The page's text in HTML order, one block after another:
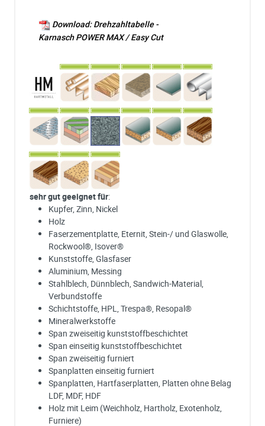
Download: Drehzahltabelle -
Karnasch POWER MAX / Easy Cut
sehr gut geeignet für:
Kupfer, Zinn, Nickel
Holz
Faserzementplatte, Eternit, Stein-/ und Glaswolle,
Rockwool®, Isover®
Kunststoffe, Glasfaser
Aluminium, Messing
Stahlblech, Dünnblech, Sandwich-Material,
Verbundstoffe
Schichtstoffe, HPL, Trespa®, Resopal®
Mineralwerkstoffe
Span zweiseitig kunststoffbeschichtet
Span einseitig kunststoffbeschichtet
Span zweiseitig furniert
Spanplatten einseitig furniert
Spanplatten, Hartfaserplatten, Platten ohne Belag
LDF, MDF, HDF
Holz mit Leim (Weichholz, Hartholz, Exotenholz,
Furniere)